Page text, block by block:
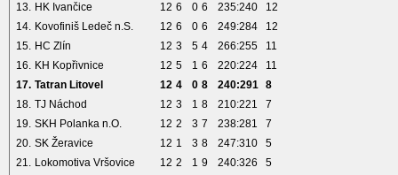
13. HK Ivančice 12 6 0 6 235:240
12
14. Kovofiniš Ledeč n.S. 12 6 0 6 249:284
12
15. HC Zlín 12 3 5 4 266:255
11
16. KH Kopřivnice 12 5 1 6 220:224
11
17. Tatran Litovel 12 4 0 8 240:291 8
18. TJ Náchod 12 3 1 8 210:221
7
19. SKH Polanka n.O. 12 2 3 7 238:281
7
20. SK Žeravice 12 1 3 8 247:310
5
21. Lokomotiva Vršovice 12 2 1 9 240:326
5